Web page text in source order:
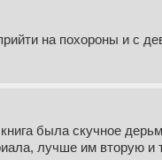
на похороны и с
была скучное
лучше им вторую и